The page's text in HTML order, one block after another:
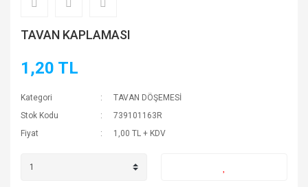
TAVAN KAPLAMASI
1,20 TL
Kategori
TAVAN DÖŞEMESİ
Stok Kodu
739101163R
Fiyat
1,00 TL + KDV